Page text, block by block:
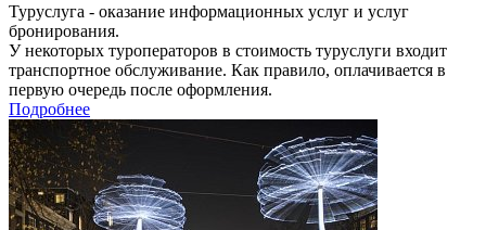
Туруслуга - оказание информационных услуг и услуг
бронирования.
У некоторых туроператоров в стоимость туруслуги входит
транспортное обслуживание. Как правило, оплачивается в
первую очередь после оформления.
Подробнее